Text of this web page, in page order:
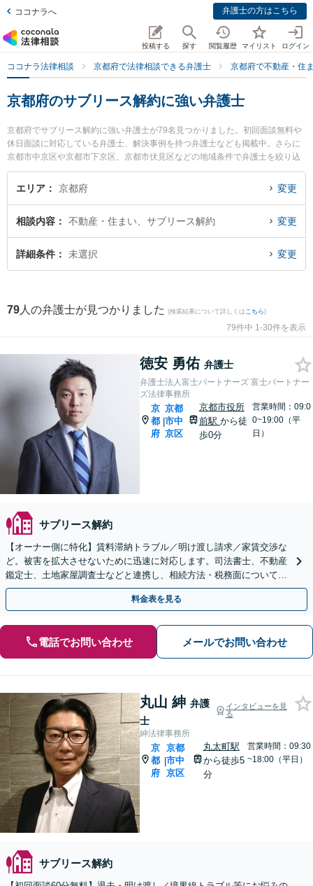
ココナラへ 弁護士の方はこちら
投稿する 探す 閲覧履歴 マイリスト ログイン
ココナラ法律相談 京都府で法律相談できる弁護士 京都府で不動産・住
京都府のサブリース解約に強い弁護士
京都府でサブリース解約に強い弁護士が79名見つかりました。初回面談無料や
休日面談に対応している弁護士、解決事例を持つ弁護士なども掲載中。さらに
京都市中京区や京都市下京区、京都市伏見区などの地域条件で弁護士を絞り込
めます。不動産・住まいに関係する立ち退き交渉や家賃交渉、不動産契約解除
等の細かな分野での絞り込み検索もでき便利です。特に弁護士法人富士パート
弁護士費用、強みなどが注目されています。『京都府で土日や夜間に発生した
サブリース解約のトラブルを今すぐに弁護士に相談したい』『サブリース解約
のトラブル解決の実績豊富な近くの弁護士を検索したい』『初回相談無料でサ
エリア 京都府 変更
相談内容 不動産・住まい、サブリース解約 変更
詳細条件 未選択 変更
79 人の弁護士が見つかりました (検索結果について詳しくは こちら)
79件中 1-30件を表示
徳安 勇佑 弁護士
弁護士法人富士パートナーズ 富士パートナー
ズ法律事務所
京
都
府
|
京都
市中
京区
京都市役所
前駅 から徒
歩0分
営業時間：09:0
0~19:00（平
日）
サブリース解約
【オーナー側に特化】賃料滞納トラブル／明け渡し請求／家賃交渉な
ど。被害を拡大させないために迅速に対応します。司法書士、不動産
鑑定士、土地家屋調査士などと連携し、相続方法・税務面についても
アドバイスできます。
料金表を見る
電話でお問い合わせ メールでお問い合わせ
丸山 紳 弁護
士
インタビューを見
る
紳法律事務所
京
都
府
|
京都
市中
京区
丸太町駅
から徒歩5
分
営業時間：09:30
~18:00（平日）
サブリース解約